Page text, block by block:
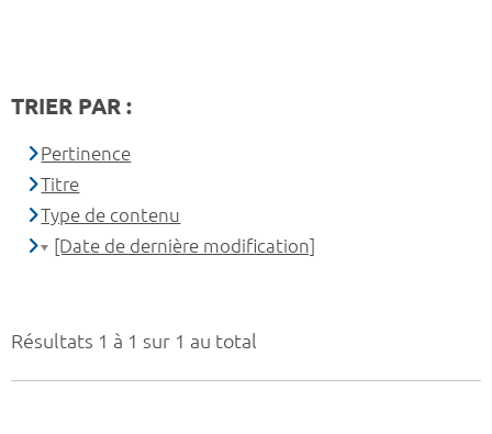
Résultats 1 à 1 sur 1 au total
TRIER PAR :
Pertinence
Titre
Type de contenu
[Date de dernière modification]